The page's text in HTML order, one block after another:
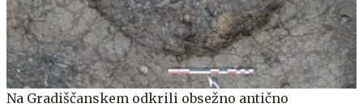
Na Gradiščanskem odkrili obsežno antično